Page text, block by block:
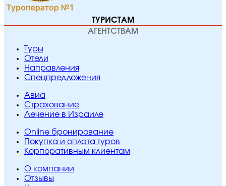
ТУРИСТАМ
АГЕНТСТВАМ
Туры
Отели
Направления
Спецпредложения
Авиа
Страхование
Лечение в Израиле
Online бронирование
Покупка и оплата туров
Корпоративным клиентам
O компании
Отзывы